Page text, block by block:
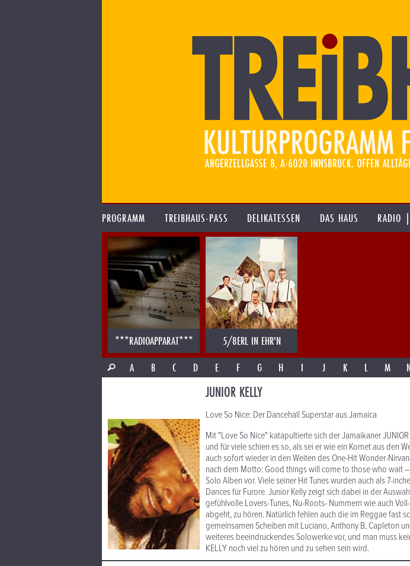
PROGRAMM TREIBHAUS-PASS DELIKATESSEN DAS HAUS RADIO
***RADIOAPPARAT***
5/8ERL IN EHR'N
A
B C D E F G H I J K L M
JUNIOR KELLY
Love So Nice: Der Dancehall Superstar aus Jamaica
Mit "Love So Nice" katapultierte sich der Jamaikaner
und für viele schien es so, als sei er wie ein Komet aus den
auch sofort wieder in den Weiten des One-Hit Wonder-
nach dem Motto: Good things will come to those who wait
Solo Alben vor. Viele seiner Hit Tunes wurden auch als 7-
Dances für Furore. Junior Kelly zeigt sich dabei in der
gefühlvolle Lovers-Tunes, Nu-Roots- Nummern wie auch
abgeht, zu hören. Natürlich fehlen auch die im Reggae fast
gemeinsamen Scheiben mit Luciano, Anthony B, Capleton
weiteres beeindruckendes Solowerke vor, und man muss
KELLY noch viel zu hören und zu sehen sein wird.